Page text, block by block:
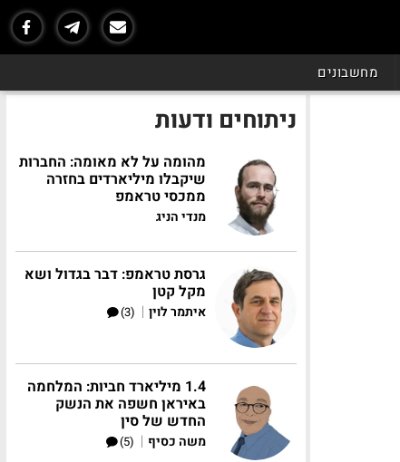
מחשבונים
ניתוחים ודעות
מהומה על לא מאומה: החברות
שיקבלו מיליארדים בחזרה
ממכסי טראמפ
מנדי הניג
גרסת טראמפ: דבר בגדול ושא
מקל קטן
איתמר לוין |
(3)
1.4 מיליארד חביות: המלחמה
באיראן חשפה את הנשק
החדש של סין
משה כסיף |
(5)